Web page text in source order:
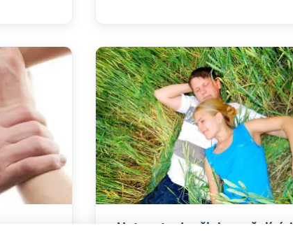
Nutnost odpočinku pečujících